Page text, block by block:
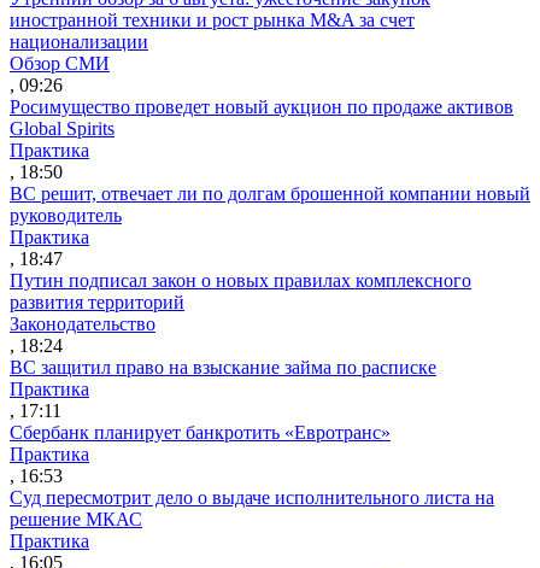
иностранной техники и рост рынка M&A за счет
национализации
Обзор СМИ
, 09:26
Росимущество проведет новый аукцион по продаже активов
Global Spirits
Практика
, 18:50
ВС решит, отвечает ли по долгам брошенной компании новый
руководитель
Практика
, 18:47
Путин подписал закон о новых правилах комплексного
развития территорий
Законодательство
, 18:24
ВС защитил право на взыскание займа по расписке
Практика
, 17:11
Сбербанк планирует банкротить «Евротранс»
Практика
, 16:53
Суд пересмотрит дело о выдаче исполнительного листа на
решение МКАС
Практика
, 16:05